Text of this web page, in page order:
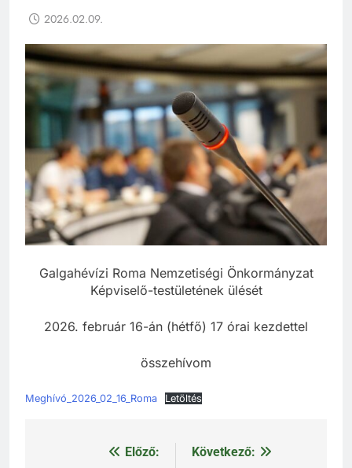
2026.02.09.
Galgahévízi Roma Nemzetiségi Önkormányzat
Képviselő-testületének ülését
2026. február 16-án (hétfő) 17 órai kezdettel
összehívom
Meghívó_2026_02_16_Roma Letöltés
BejegyzésElőző:
Következő: